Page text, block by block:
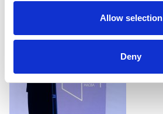
Allow selection
Deny